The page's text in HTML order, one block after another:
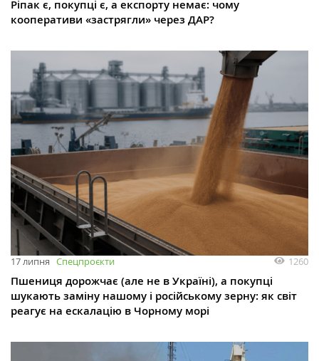
Ріпак є, покупці є, а експорту немає: чому
кооперативи «застрягли» через ДАР?
17 липня Спецпроєкти 1260
Пшениця дорожчає (але не в Україні), а покупці
шукають заміну нашому і російському зерну: як світ
реагує на ескалацію в Чорному морі